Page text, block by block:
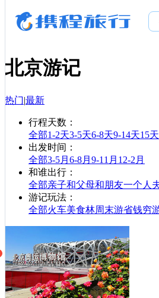
北京游记
热门|最新
行程天数 ：
全部1-2天3-5天6-8天9-14天15
出发时间 ：
全部3-5月 6-8月 9-11月 12-2月
和谁出行 ：
全部亲子和父母和朋友一个人
游记玩法 ：
全部火车美食林周末游省钱穷